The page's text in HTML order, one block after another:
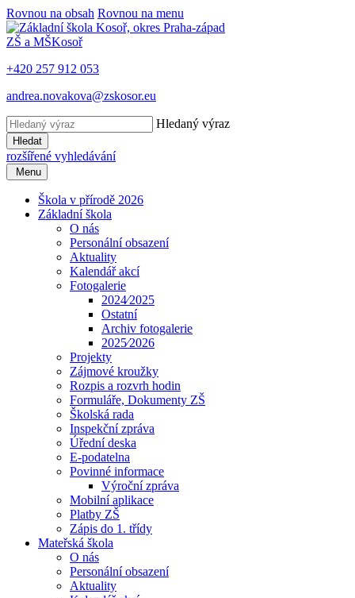
Rovnou na obsah Rovnou na menu
ZŠ a MŠKosoř
+420 257 912 053
andrea.novakova@zskosor.eu
Hledaný výraz
Hledat
rozšířené vyhledávání
Menu
Škola v přírodě 2026
Základní škola
O nás
Personální obsazení
Aktuality
Kalendář akcí
Fotogalerie
2024⁄2025
Ostatní
Archiv fotogalerie
2025⁄2026
Projekty
Zájmové kroužky
Rozpis a rozvrh hodin
Formuláře, Dokumenty ZŠ
Školská rada
Inspekční zpráva
Úřední deska
E-podatelna
Povinné informace
Výroční zpráva
Mobilní aplikace
Platby ZŠ
Zápis do 1. třídy
Mateřská škola
O nás
Personální obsazení
Aktuality